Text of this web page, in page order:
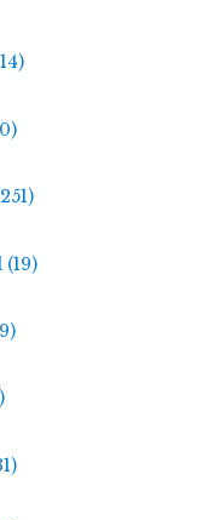
)
)
251)
(19)
)
)
)